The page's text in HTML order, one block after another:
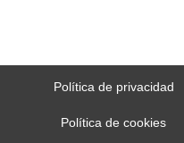
Política de privacidad
Política de cookies